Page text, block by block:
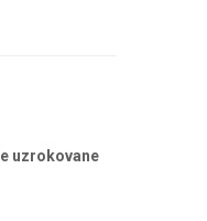
uzrokovane